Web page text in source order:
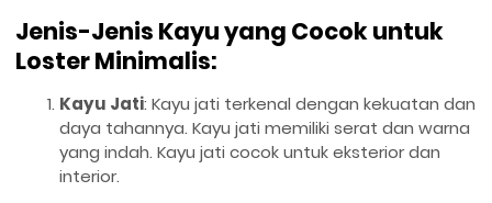
Jenis-Jenis Kayu yang Cocok untuk
Loster Minimalis:
Kayu Jati: Kayu jati terkenal dengan kekuatan dan
daya tahannya. Kayu jati memiliki serat dan warna
yang indah. Kayu jati cocok untuk eksterior dan
interior.